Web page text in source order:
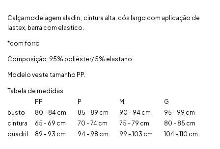
Calça modelagem aladin , cintura alta, cós largo com aplicação de
lastex, barra com elastico.
*com forro
Composição: 95% poliéster/ 5% elastano
Modelo veste tamanho PP.
Tabela de medidas
PP
P M
G
busto
80 - 84 cm 85 - 89 cm 90 - 94 cm
95 - 99 cm
cintura
65 - 69 cm 70 - 74 cm 75 - 79 cm
80 - 85 cm
quadril
89 - 93 cm 94 - 98 cm 99 - 103 cm 104 - 110 cm